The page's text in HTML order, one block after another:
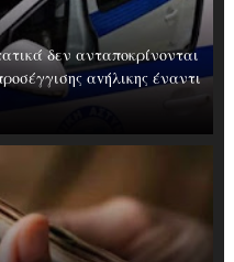
δεν ανταποκρίνονται
αvήλικης έναντι